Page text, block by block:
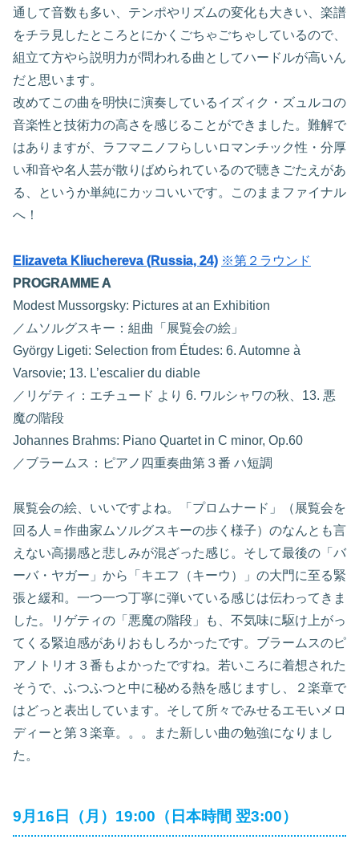
通して音数も多い、テンポやリズムの変化も大きい、楽譜
をチラ見したところとにかくごちゃごちゃしているので、
組立て方やら説明力が問われる曲としてハードルが高いん
だと思います。
改めてこの曲を明快に演奏しているイズィク・ズュルコの
音楽性と技術力の高さを感じることができました。難解で
はありますが、ラフマニノフらしいロマンチック性・分厚
い和音や名人芸が散りばめられているので聴きごたえがあ
る、というか単純にカッコいいです。このままファイナル
へ！
Elizaveta Kliuchereva (Russia, 24) ※第２ラウンド
PROGRAMME A
Modest Mussorgsky: Pictures at an Exhibition
／ムソルグスキー：組曲「展覧会の絵」
György Ligeti: Selection from Études: 6. Automne à
Varsovie; 13. L’escalier du diable
／リゲティ：エチュード より 6. ワルシャワの秋、13. 悪
魔の階段
Johannes Brahms: Piano Quartet in C minor, Op.60
／ブラームス：ピアノ四重奏曲第３番 ハ短調
展覧会の絵、いいですよね。「プロムナード」（展覧会を
回る人＝作曲家ムソルグスキーの歩く様子）のなんとも言
えない高揚感と悲しみが混ざった感じ。そして最後の「バ
ーバ・ヤガー」から「キエフ（キーウ）」の大門に至る緊
張と緩和。一つ一つ丁寧に弾いている感じは伝わってきま
した。リゲティの「悪魔の階段」も、不気味に駆け上がっ
てくる緊迫感がありおもしろかったです。ブラームスのピ
アノトリオ３番もよかったですね。若いころに着想された
そうで、ふつふつと中に秘める熱を感じますし、２楽章で
はどっと表出しています。そして所々でみせるエモいメロ
ディーと第３楽章。。。また新しい曲の勉強になりまし
た。
9月16日（月）19:00（日本時間 翌3:00）